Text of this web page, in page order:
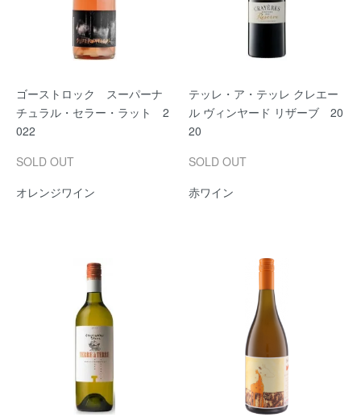
ゴーストロック スーパーナ
チュラル・セラー・ラット 2
022
SOLD OUT
オレンジワイン
テッレ・ア・テッレ クレエー
ル ヴィンヤード リザーブ 20
20
SOLD OUT
赤ワイン